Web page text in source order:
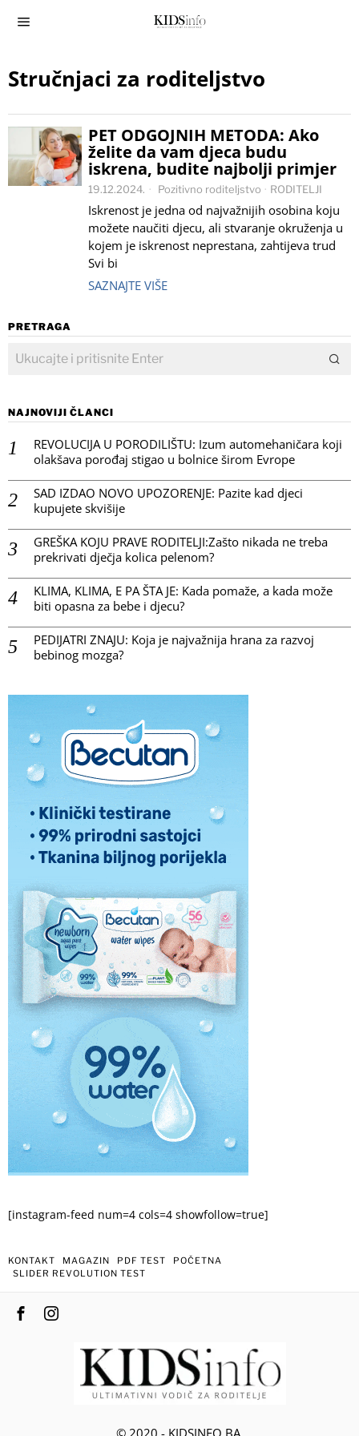
Stručnjaci za roditeljstvo
PET ODGOJNIH METODA: Ako
želite da vam djeca budu
iskrena, budite najbolji primjer
19.12.2024. Pozitivno roditeljstvo · RODITELJI
Iskrenost je jedna od najvažnijih osobina koju
možete naučiti djecu, ali stvaranje okruženja u
kojem je iskrenost neprestana, zahtijeva trud
Svi bi
SAZNAJTE VIŠE
PRETRAGA
NAJNOVIJI ČLANCI
REVOLUCIJA U PORODILIŠTU: Izum automehaničara koji
olakšava porođaj stigao u bolnice širom Evrope
SAD IZDAO NOVO UPOZORENJE: Pazite kad djeci
kupujete skvišije
GREŠKA KOJU PRAVE RODITELJI:Zašto nikada ne treba
prekrivati dječja kolica pelenom?
KLIMA, KLIMA, E PA ŠTA JE: Kada pomaže, a kada može
biti opasna za bebe i djecu?
PEDIJATRI ZNAJU: Koja je najvažnija hrana za razvoj
bebinog mozga?
[instagram-feed num=4 cols=4 showfollow=true]
KONTAKT MAGAZIN PDF TEST
POČETNA
SLIDER REVOLUTION TEST
© 2020 - KIDSINFO.BA.